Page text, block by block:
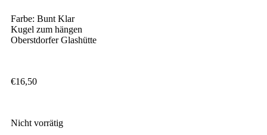
Farbe: Bunt Klar
Kugel zum hängen
Oberstdorfer Glashütte
€16,50
Nicht vorrätig